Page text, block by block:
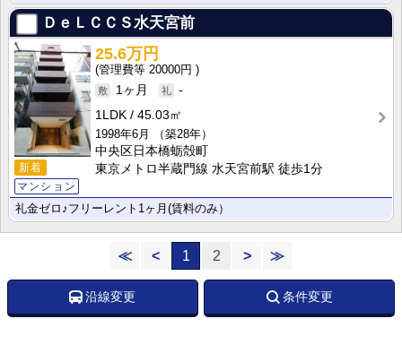
ＤｅＬＣＣＳ水天宮前
新着
マンション
25.6万円
20000円
1ヶ月
-
1LDK
45.03㎡
1998年6月
（築28年）
中央区日本橋蛎殻町
東京メトロ半蔵門線 水天宮前駅 徒歩1分
礼金ゼロ♪フリーレント1ヶ月(賃料のみ）
≪ < 1 2 > ≫
沿線変更 条件変更